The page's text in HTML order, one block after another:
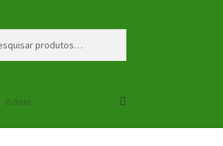
0 item